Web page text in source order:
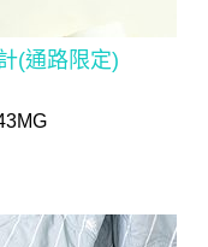
(通路限定)